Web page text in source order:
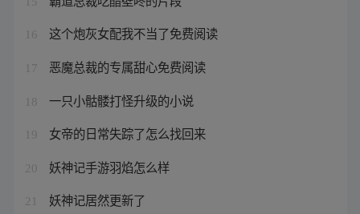
16 这个炮灰女配我不当了免费阅读
17 恶魔总裁的专属甜心免费阅读
18 一只小骷髅打怪升级的小说
19 女帝的日常失踪了怎么找回来
20 妖神记手游羽焰怎么样
21 妖神记居然更新了